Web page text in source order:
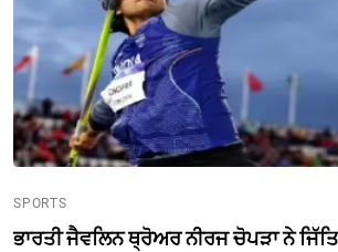
SPORTS
ਭਾਰਤੀ ਜੈਵਲਿਨ ਥ੍ਰੋਅਰ ਨੀਰਜ ਚੋਪੜਾ ਨੇ